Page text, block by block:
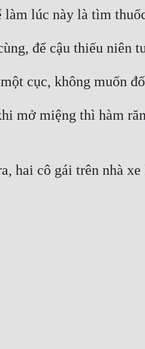
làm lúc này là tìm
để cậu thiếu niên
cục, không muốn
mở miệng thì hàm
hai cô gái trên nhà